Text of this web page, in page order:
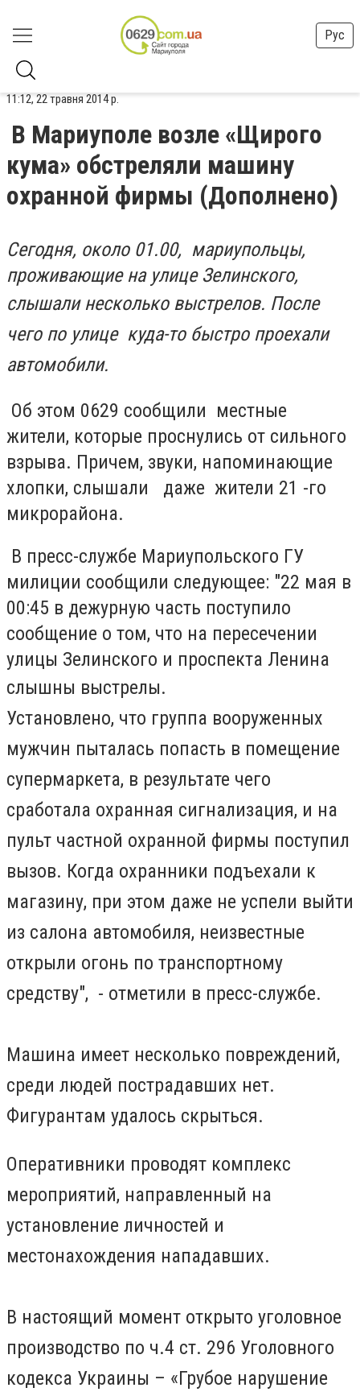
Рус
11:12, 22 травня 2014 р.
В Мариуполе возле «Щирого
кума» обстреляли машину
охранной фирмы (Дополнено)
Сегодня, около 01.00, мариупольцы,
проживающие на улице Зелинского,
слышали несколько выстрелов. После
чего по улице куда-то быстро проехали
автомобили.
Об этом 0629 сообщили местные
жители, которые проснулись от сильного
взрыва. Причем, звуки, напоминающие
хлопки, слышали даже жители 21 -го
микрорайона.
В пресс-службе Мариупольского ГУ
милиции сообщили следующее: "22 мая в
00:45 в дежурную часть поступило
сообщение о том, что на пересечении
улицы Зелинского и проспекта Ленина
слышны выстрелы.
Установлено, что группа вооруженных
мужчин пыталась попасть в помещение
супермаркета, в результате чего
сработала охранная сигнализация, и на
пульт частной охранной фирмы поступил
вызов. Когда охранники подъехали к
магазину, при этом даже не успели выйти
из салона автомобиля, неизвестные
открыли огонь по транспортному
средству", - отметили в пресс-службе.
Машина имеет несколько повреждений,
среди людей пострадавших нет.
Фигурантам удалось скрыться.
Оперативники проводят комплекс
мероприятий, направленный на
установление личностей и
местонахождения нападавших.
В настоящий момент открыто уголовное
производство по ч.4 ст. 296 Уголовного
кодекса Украины – «Грубое нарушение